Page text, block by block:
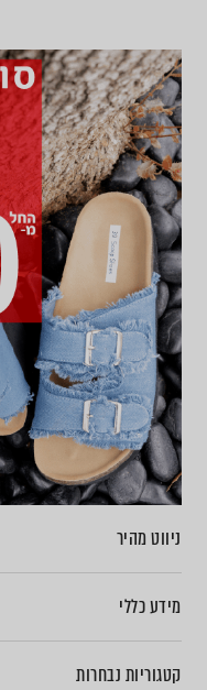
ניווט מהיר
מידע כללי
קטגוריות נבחרות